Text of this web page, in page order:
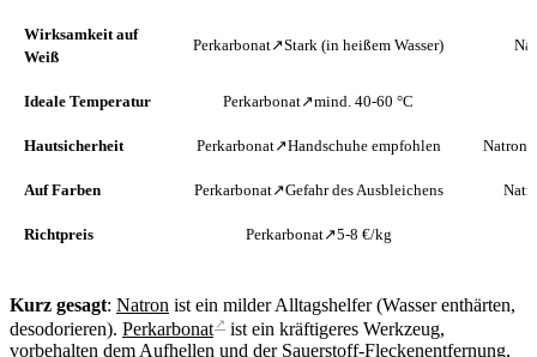
Wirksamkeit auf
Weiß
Perkarbonat↗Stark (in heißem Wasser)
Ideale Temperatur Perkarbonat↗mind. 40-60 °C
Hautsicherheit Perkarbonat↗Handschuhe empfohlen
Auf Farben Perkarbonat↗Gefahr des Ausbleichens
Richtpreis Perkarbonat↗5-8 €/kg
Kurz gesagt: Natron ist ein milder Alltagshelfer (Wasser enthärten,
desodorieren). Perkarbonat ↗ ist ein kräftigeres Werkzeug,
vorbehalten dem Aufhellen und der Sauerstoff-Fleckenentfernung,